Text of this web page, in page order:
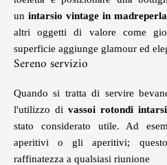
un intarsio vintage in madreperla
altri oggetti di valore come
superficie aggiunge glamour ed
Sereno servizio
Quando si tratta di servire
l'utilizzo di vassoi rotondi
stato considerato utile. Ad
aperitivi o gli aperitivi;
raffinatezza a qualsiasi riunione